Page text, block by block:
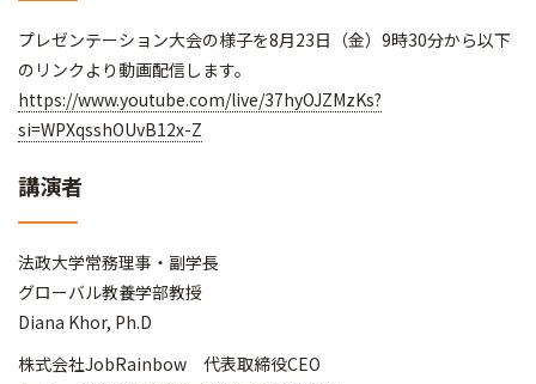
プレゼンテーション大会の様子を8月23日（金）9時30分から以下
のリンクより動画配信します。
https://www.youtube.com/live/37hyOJZMzKs?
si=WPXqsshOUvB12x-Z
講演者
法政大学常務理事・副学長
グローバル教養学部教授
Diana Khor, Ph.D
株式会社JobRainbow 代表取締役CEO